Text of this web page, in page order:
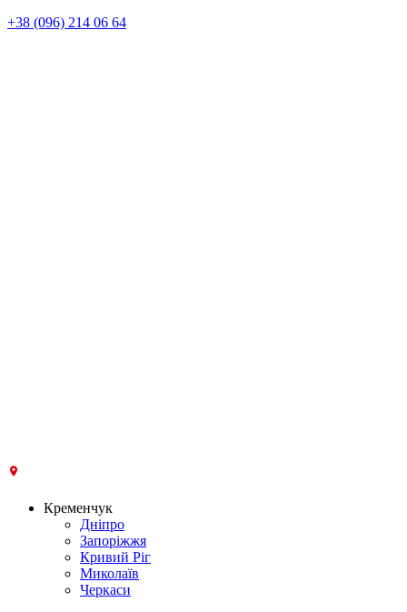
+38 (096) 214 06 64
Кременчук
Дніпро
Запоріжжя
Кривий Ріг
Миколаїв
Черкаси